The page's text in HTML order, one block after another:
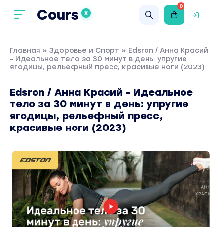
Cours X
0
Главная » Здоровье и Спорт » Edsron / Анна Красий
- Идеальное тело за 30 минут в день: упругие
ягодицы, рельефный пресс, красивые ноги (2023)
Edsron / Анна Красий - Идеальное
тело за 30 минут в день: упругие
ягодицы, рельефный пресс,
красивые ноги (2023)